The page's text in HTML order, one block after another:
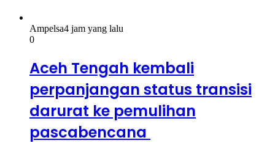
Ampelsa4 jam yang lalu
0
Aceh Tengah kembali
perpanjangan status transisi
darurat ke pemulihan
pascabencana